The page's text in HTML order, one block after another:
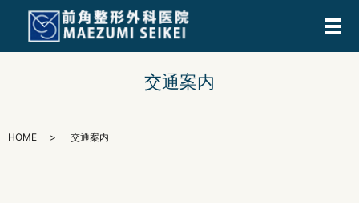
メ
交通案内
HOME 交通案内